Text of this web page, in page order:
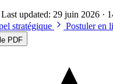
Last updated: 29 juin 2026 ·
stratégique
Postuler en
PDF